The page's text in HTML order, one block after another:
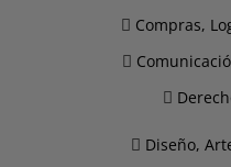
Compras,
Diseño,